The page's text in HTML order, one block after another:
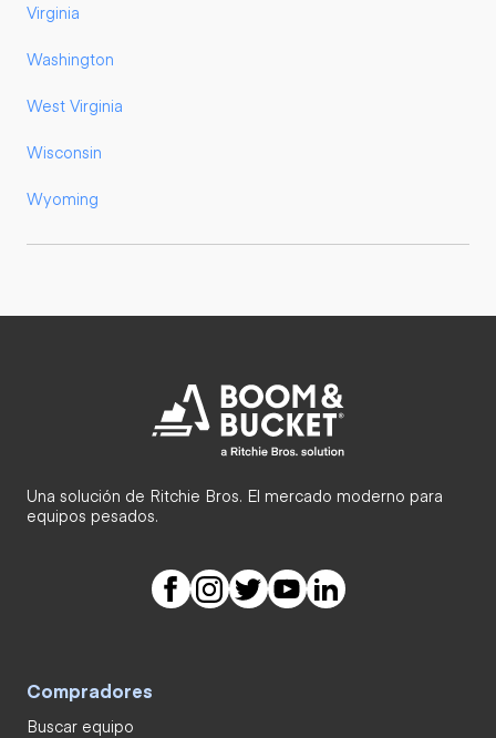
Virginia
Washington
West Virginia
Wisconsin
Wyoming
Una solución de Ritchie Bros. El mercado moderno para
equipos pesados.
Compradores
Buscar equipo